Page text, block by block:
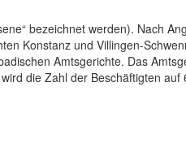
bezeichnet werden). Nach
Konstanz und Villingen-
Amtsgerichte. Das
die Zahl der Beschäftigten auf